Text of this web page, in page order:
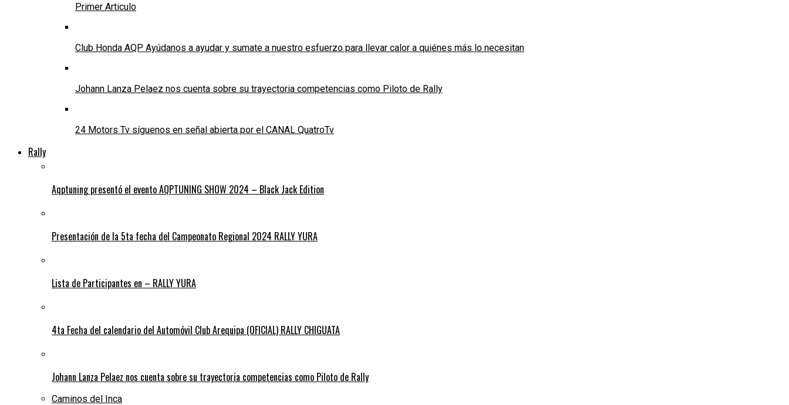
Primer Articulo
Club Honda AQP Ayúdanos a ayudar y sumate a nuestro esfuerzo para llevar calor a quiénes más lo necesitan
Johann Lanza Pelaez nos cuenta sobre su trayectoria competencias como Piloto de Rally
24 Motors Tv síguenos en señal abierta por el CANAL QuatroTv
Rally
Aqptuning presentó el evento AQPTUNING SHOW 2024 – Black Jack Edition
Presentación de la 5ta fecha del Campeonato Regional 2024 RALLY YURA
Lista de Participantes en – RALLY YURA
4ta Fecha del calendario del Automóvil Club Arequipa (OFICIAL) RALLY CHIGUATA
Johann Lanza Pelaez nos cuenta sobre su trayectoria competencias como Piloto de Rally
Caminos del Inca